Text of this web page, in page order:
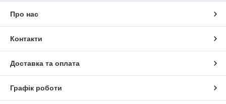
Про нас
Контакти
Доставка та оплата
Графік роботи